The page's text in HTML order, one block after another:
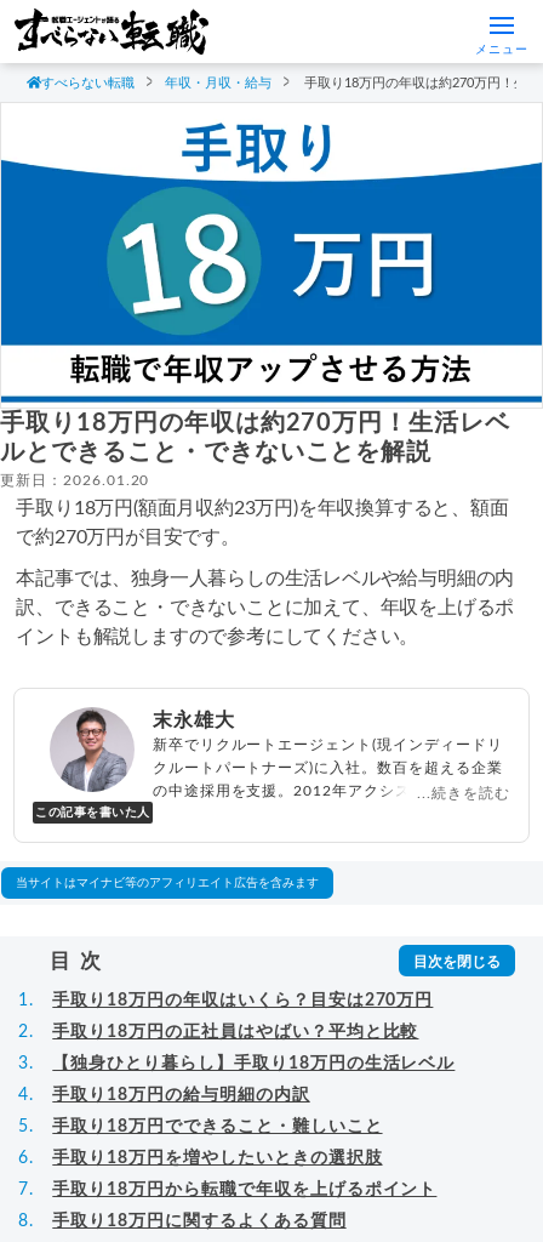
メニュー
すべらない転職 年収・月収・給与 手取り18万円の年収は約270万円！生
手取り18万円の年収は約270万円！生活レベ
ルとできること・できないことを解説
更新日：2026.01.20
手取り18万円(額面月収約23万円)を年収換算すると、額面
で約270万円が目安です。
本記事では、独身一人暮らしの生活レベルや給与明細の内
訳、できること・できないことに加えて、年収を上げるポ
イントも解説しますので参考にしてください。
この記事を書いた人
末永雄大
新卒でリクルートエージェント(現インディードリ
クルートパートナーズ)に入社。数百を超える企業
の中途採用を支援。2012年アクシス(株)設立、代
べらない転職エージェント
...続きを読む
当サイトはマイナビ等のアフィリエイト広告を含みます
目次
手取り18万円の年収はいくら？目安は270万円
手取り18万円の正社員はやばい？平均と比較
【独身ひとり暮らし】手取り18万円の生活レベル
手取り18万円の給与明細の内訳
手取り18万円でできること・難しいこと
手取り18万円を増やしたいときの選択肢
手取り18万円から転職で年収を上げるポイント
手取り18万円に関するよくある質問